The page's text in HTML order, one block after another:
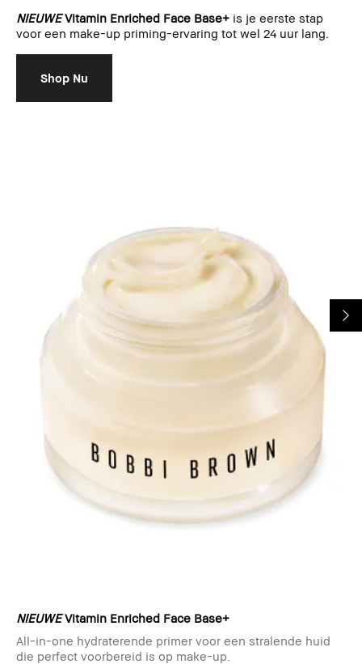
NIEUWEVitamin Enriched Face Base+ is je eerste stap
voor een make-up priming-ervaring tot wel 24 uur lang.
Shop Nu
NIEUWEVitamin Enriched Face Base+
All-in-one hydraterende primer voor een stralende huid
die perfect voorbereid is op make-up.